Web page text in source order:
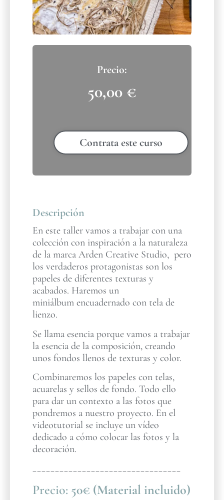
50,00 €
Contrata este curso
Descripción
En este taller vamos a trabajar con una
colección con inspiración a la naturaleza
de la marca Arden Creative Studio, pero
los verdaderos protagonistas son los
papeles de diferentes texturas y
acabados. Haremos un
miniálbum encuadernado con tela de
lienzo.
Se llama esencia porque vamos a trabajar
la esencia de la composición, creando
unos fondos llenos de texturas y color.
Combinaremos los papeles con telas,
acuarelas y sellos de fondo. Todo ello
para dar un contexto a las fotos que
pondremos a nuestro proyecto. En el
videotutorial se incluye un vídeo
dedicado a cómo colocar las fotos y la
decoración.
_________________________________
Precio: 50€ (Material incluido)